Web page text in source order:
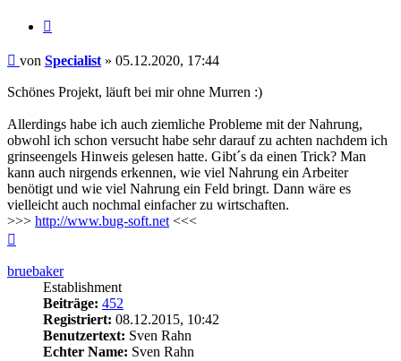
Beitrag
von Specialist » 05.12.2020, 17:44
Schönes Projekt, läuft bei mir ohne Murren :)
Allerdings habe ich auch ziemliche Probleme mit der Nahrung,
obwohl ich schon versucht habe sehr darauf zu achten nachdem ich
grinseengels Hinweis gelesen hatte. Gibt´s da einen Trick? Man
kann auch nirgends erkennen, wie viel Nahrung ein Arbeiter
benötigt und wie viel Nahrung ein Feld bringt. Dann wäre es
vielleicht auch nochmal einfacher zu wirtschaften.
>>> http://www.bug-soft.net <<<
bruebaker
Establishment
Beiträge: 452
Registriert: 08.12.2015, 10:42
Benutzertext: Sven Rahn
Echter Name: Sven Rahn